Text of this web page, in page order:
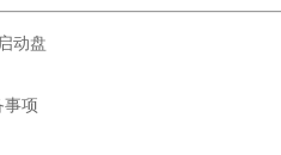
动盘
事项